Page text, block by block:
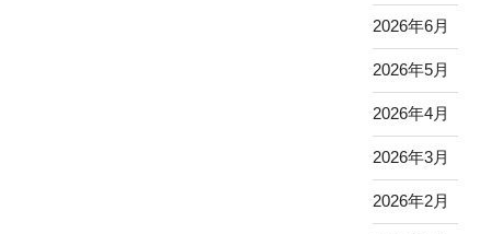
2026年6月
2026年5月
2026年4月
2026年3月
2026年2月